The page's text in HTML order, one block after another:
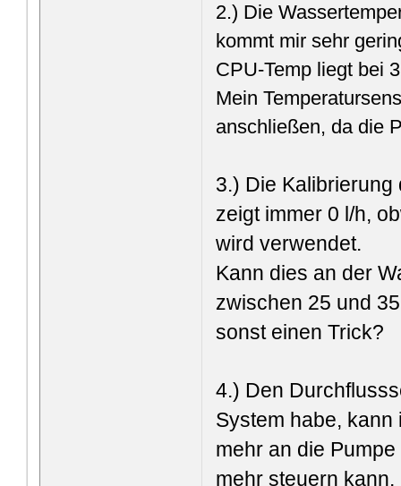
2.) Die
kommt mir sehr
CPU-Temp liegt bei
Mein
anschließen, da die
3.) Die
zeigt immer 0 l/h,
wird verwendet.
Kann dies an der
zwischen 25 und
sonst einen Trick?
4.) Den
System habe,
mehr an die
mehr steuern kann.